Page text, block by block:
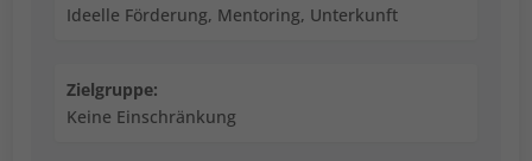
Ideelle Förderung, Mentoring, Unterkunft
Zielgruppe:
Keine Einschränkung